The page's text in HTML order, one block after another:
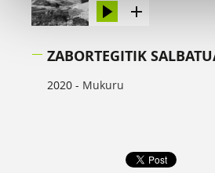
ZABORTEGITIK
2020 - Mukuru